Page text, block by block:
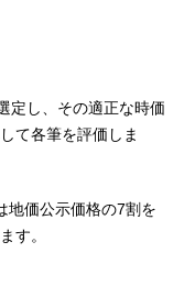
定し、その適正な時価
て各筆を評価しま
地価公示価格の7割を
す。